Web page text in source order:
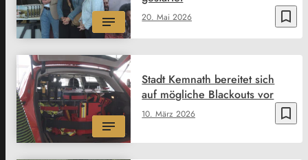
bookmark_border
20. Mai 2026
bookmark_border
10. März 2026
Stadt Kemnath bereitet sich
auf mögliche Blackouts vor